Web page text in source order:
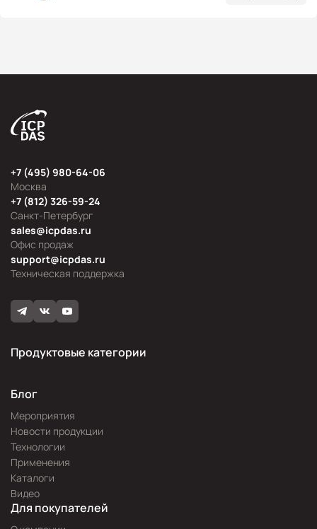
Москва
+7 (495) 980-64-06
Офис продаж
sales@icpdas.ru
Санкт-Петербург
+7 (812) 326-59-24
Техническая поддержка
support@icpdas.ru
Продуктовые категории
Блог
Мероприятия
Новости продукции
Технологии
Применения
Каталоги
Видео
Для покупателей